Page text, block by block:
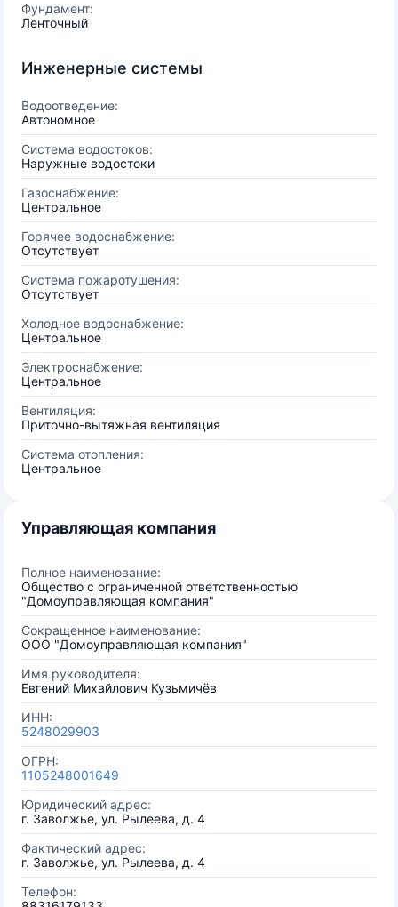
Фундамент:
Ленточный
Инженерные системы
Водоотведение:
Автономное
Система водостоков:
Наружные водостоки
Газоснабжение:
Центральное
Горячее водоснабжение:
Отсутствует
Система пожаротушения:
Отсутствует
Холодное водоснабжение:
Центральное
Электроснабжение:
Центральное
Вентиляция:
Приточно-вытяжная вентиляция
Система отопления:
Центральное
Управляющая компания
Полное наименование:
Общество с ограниченной ответственностью
"Домоуправляющая компания"
Сокращенное наименование:
ООО "Домоуправляющая компания"
Имя руководителя:
Евгений Михайлович Кузьмичёв
ИНН:
5248029903
ОГРН:
1105248001649
Юридический адрес:
г. Заволжье, ул. Рылеева, д. 4
Фактический адрес:
г. Заволжье, ул. Рылеева, д. 4
Телефон: